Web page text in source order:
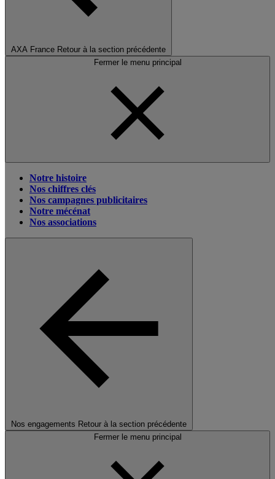
AXA France Retour à la section précédente
Fermer le menu principal
Notre histoire
Nos chiffres clés
Nos campagnes publicitaires
Notre mécénat
Nos associations
Nos engagements Retour à la section précédente
Fermer le menu principal